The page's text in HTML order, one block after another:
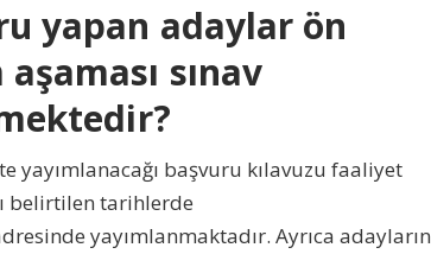
yapan adaylar ön
sınav
yayımlanacağı başvuru kılavuzu faaliyet
belirtilen tarihlerde
yayımlanmaktadır. Ayrıca adayların